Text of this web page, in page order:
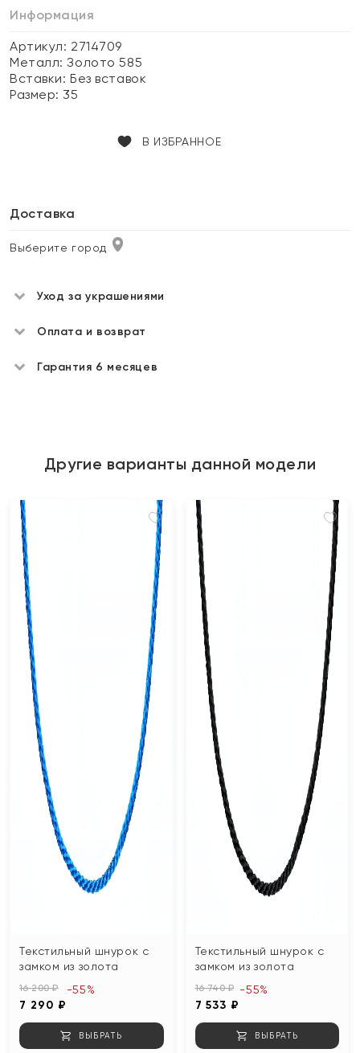
Информация
Артикул: 2714709
Металл:Золото 585
Вставки:Без вставок
Размер: 35
В ИЗБРАННОЕ
Доставка
Выберите город
Уход за украшениями
Оплата и возврат
Гарантия 6 месяцев
Другие варианты данной модели
Текстильный шнурок с
замком из золота
16 200 ₽
7 290 ₽
-55%
ВЫБРАТЬ
Текстильный шнурок с
замком из золота
16 740 ₽
7 533 ₽
-55%
ВЫБРАТЬ